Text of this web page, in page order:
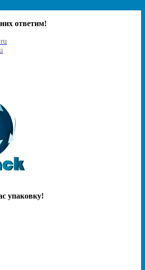
ответим!
упаковку!